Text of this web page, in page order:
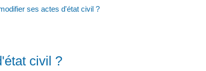
ses actes d'état civil ?
civil ?